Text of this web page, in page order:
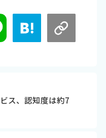
ス、認知度は約7